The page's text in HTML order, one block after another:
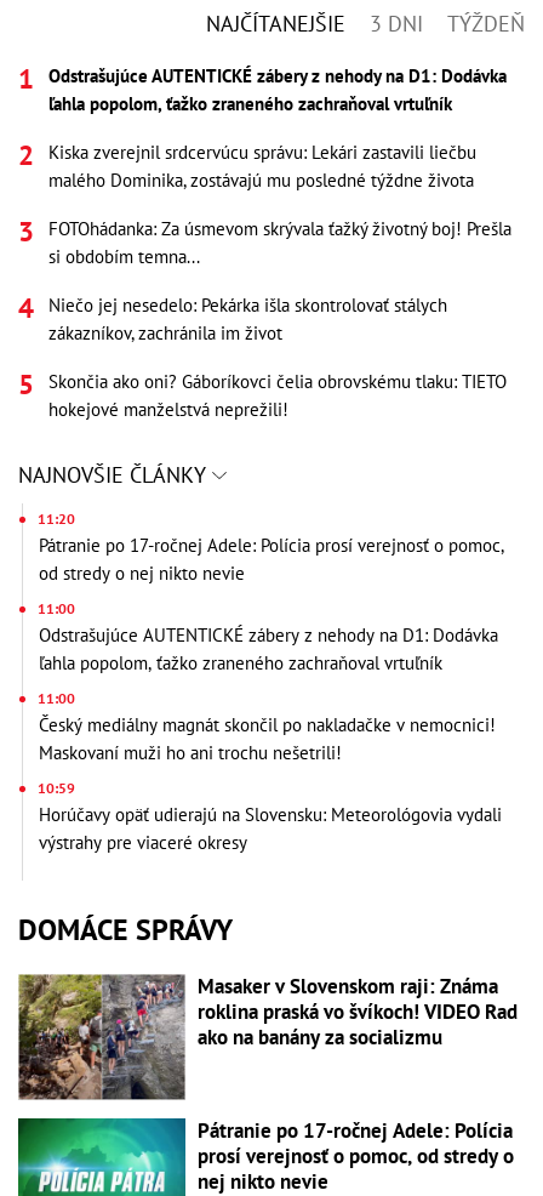
NAJČÍTANEJŠIE 3 DNI TÝŽDEŇ
Odstrašujúce AUTENTICKÉ zábery z nehody na D1: Dodávka
ľahla popolom, ťažko zraneného zachraňoval vrtuľník
Kiska zverejnil srdcervúcu správu: Lekári zastavili liečbu
malého Dominika, zostávajú mu posledné týždne života
FOTOhádanka: Za úsmevom skrývala ťažký životný boj! Prešla
si obdobím temna...
Niečo jej nesedelo: Pekárka išla skontrolovať stálych
zákazníkov, zachránila im život
Skončia ako oni? Gáboríkovci čelia obrovskému tlaku: TIETO
hokejové manželstvá neprežili!
NAJNOVŠIE ČLÁNKY
11:20
Pátranie po 17-ročnej Adele: Polícia prosí verejnosť o pomoc,
od stredy o nej nikto nevie
11:00
Odstrašujúce AUTENTICKÉ zábery z nehody na D1: Dodávka
ľahla popolom, ťažko zraneného zachraňoval vrtuľník
11:00
Český mediálny magnát skončil po nakladačke v nemocnici!
Maskovaní muži ho ani trochu nešetrili!
10:59
Horúčavy opäť udierajú na Slovensku: Meteorológovia vydali
výstrahy pre viaceré okresy
DOMÁCE SPRÁVY
Masaker v Slovenskom raji: Známa
roklina praská vo švíkoch! VIDEO Rad
ako na banány za socializmu
Pátranie po 17-ročnej Adele: Polícia
prosí verejnosť o pomoc, od stredy o
nej nikto nevie